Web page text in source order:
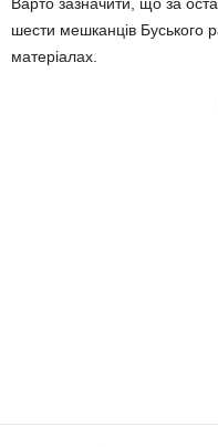
Варто зазначити, що за
шести мешканців Буського
матеріалах.